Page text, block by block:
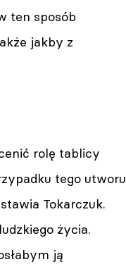
ten sposób
jakby z
rolę tablicy
tego utworu
Tokarczuk.
życia.
ją